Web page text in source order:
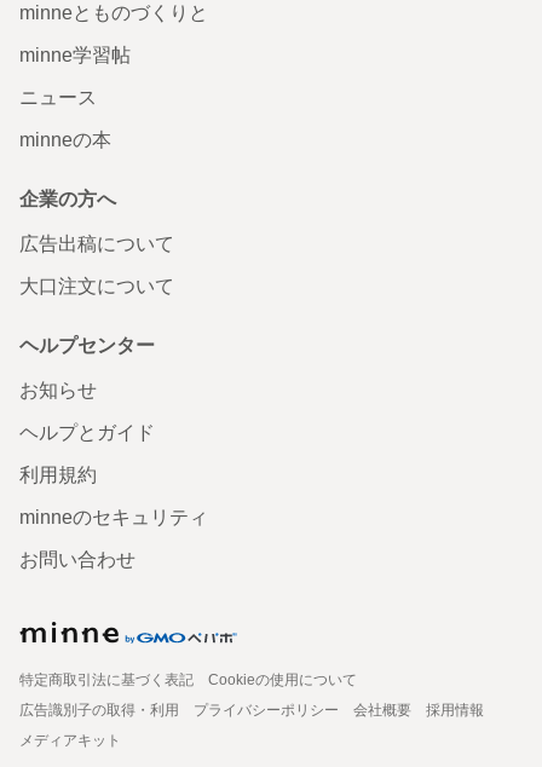
minneとものづくりと
minne学習帖
ニュース
minneの本
企業の方へ
広告出稿について
大口注文について
ヘルプセンター
お知らせ
ヘルプとガイド
利用規約
minneのセキュリティ
お問い合わせ
特定商取引法に基づく表記
Cookieの使用について
広告識別子の取得・利用
プライバシーポリシー 会社概要
採用情報
メディアキット